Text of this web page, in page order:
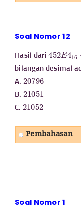
Soal Nomor 12
Hasil dari452E4
bilangan desimal
A. 20796
B. 21051
C. 21052
Pembahasan
Soal Nomor 1